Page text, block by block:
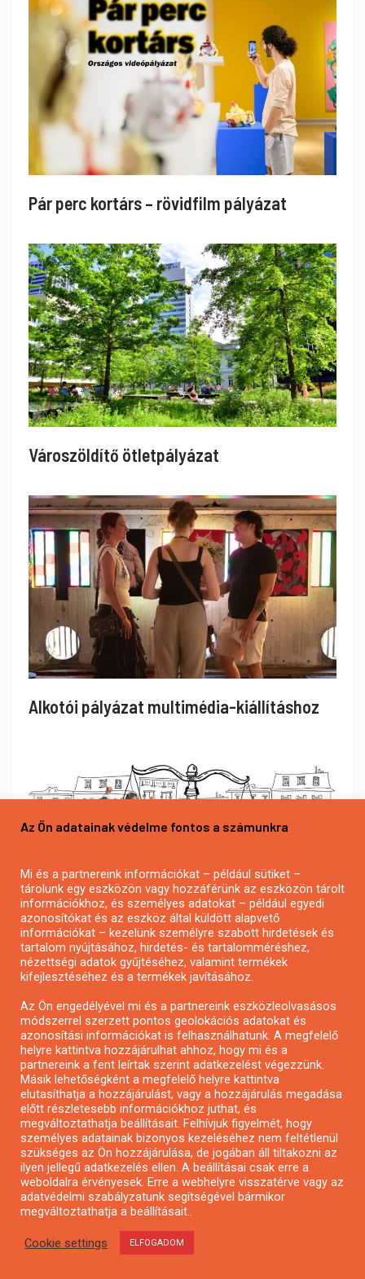
Pár perc kortárs – rövidfilm pályázat
Városzöldítő ötletpályázat
Alkotói pályázat multimédia-kiállításhoz
Pályázat a nemek közötti egyenlőség
európai mozgalmainak erősítésére
MENÜ
Kezdőlap
Pályázatírás
Bemutatkozás
Médiaajánlat
Hírlevél feliratkozás
Az Ön adatainak védelme fontos a számunkra
Mi és a partnereink információkat – például sütiket –
tárolunk egy eszközön vagy hozzáférünk az eszközön tárolt
információkhoz, és személyes adatokat – például egyedi
azonosítókat és az eszköz által küldött alapvető
információkat – kezelünk személyre szabott hirdetések és
tartalom nyújtásához, hirdetés- és tartalomméréshez,
nézettségi adatok gyűjtéséhez, valamint termékek
kifejlesztéséhez és a termékek javításához.
Az Ön engedélyével mi és a partnereink eszközleolvasásos
módszerrel szerzett pontos geolokációs adatokat és
azonosítási információkat is felhasználhatunk. A megfelelő
helyre kattintva hozzájárulhat ahhoz, hogy mi és a
partnereink a fent leírtak szerint adatkezelést végezzünk.
Másik lehetőségként a megfelelő helyre kattintva
elutasíthatja a hozzájárulást, vagy a hozzájárulás megadása
előtt részletesebb információkhoz juthat, és
megváltoztathatja beállításait. Felhívjuk figyelmét, hogy
személyes adatainak bizonyos kezeléséhez nem feltétlenül
szükséges az Ön hozzájárulása, de jogában áll tiltakozni az
ilyen jellegű adatkezelés ellen. A beállításai csak erre a
weboldalra érvényesek. Erre a webhelyre visszatérve vagy az
adatvédelmi szabályzatunk segítségével bármikor
megváltoztathatja a beállításait..
Cookie settings ELFOGADOM